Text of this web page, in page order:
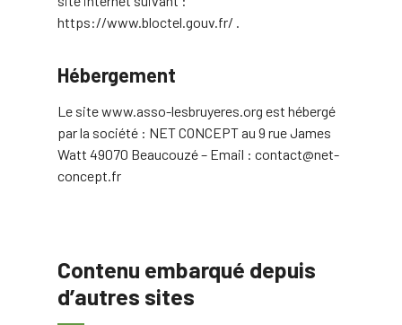
https://www.bloctel.gouv.fr/ .
Hébergement
Le site www.asso-lesbruyeres.org est hébergé
par la société : NET CONCEPT au 9 rue James
Watt 49070 Beaucouzé – Email : contact@net-
concept.fr
Contenu embarqué depuis
d’autres sites